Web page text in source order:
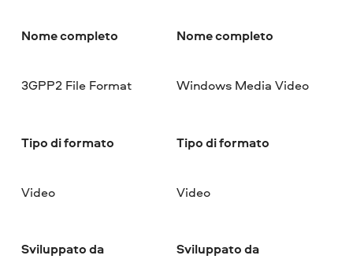
Nome completo
3GPP2 File Format
Tipo di formato
Video
Sviluppato da
Nome completo
Windows Media Video
Tipo di formato
Video
Sviluppato da